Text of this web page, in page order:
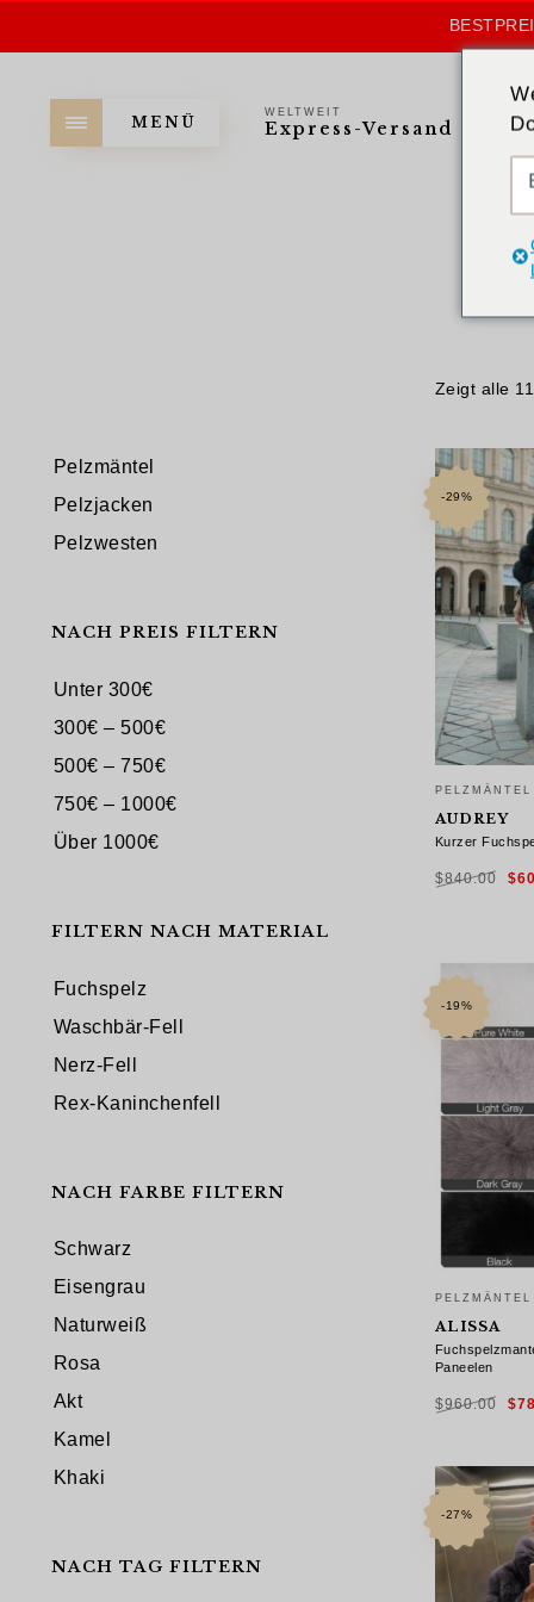
MENÜ
WELTWEIT
Express-Versand
Pelzmäntel
Pelzjacken
Pelzwesten
NACH PREIS FILTERN
Unter 300€
300€ – 500€
500€ – 750€
750€ – 1000€
Über 1000€
FILTERN NACH MATERIAL
Fuchspelz
Waschbär-Fell
Nerz-Fell
Rex-Kaninchenfell
NACH FARBE FILTERN
Schwarz
Eisengrau
Naturweiß
Rosa
Akt
Kamel
Khaki
NACH TAG FILTERN
Zeigt alle
-29%
PELZMÄNTEL
AUDREY
Kurzer
$840.00 $
-19%
PELZMÄNTEL
ALISSA
Paneelen
$960.00 $
-27%